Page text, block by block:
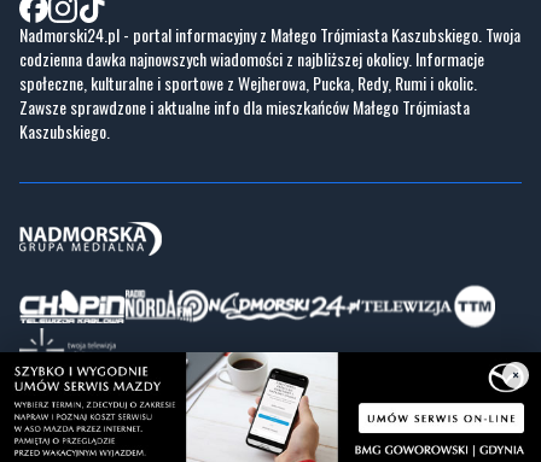
Nadmorski24.pl - portal informacyjny z Małego Trójmiasta Kaszubskiego. Twoja
codzienna dawka najnowszych wiadomości z najbliższej okolicy. Informacje
społeczne, kulturalne i sportowe z Wejherowa, Pucka, Redy, Rumi i okolic.
Zawsze sprawdzone i aktualne info dla mieszkańców Małego Trójmiasta
Kaszubskiego.
Copyrights © Nadmorski24.pl 2026 r.
Projekt i wykonaniePixlab.pl
×